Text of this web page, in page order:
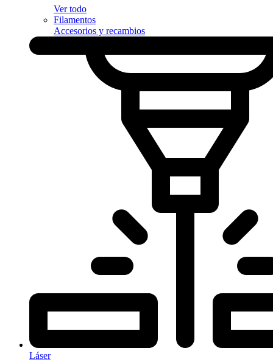
Ver todo
Filamentos
Accesorios y recambios
Láser